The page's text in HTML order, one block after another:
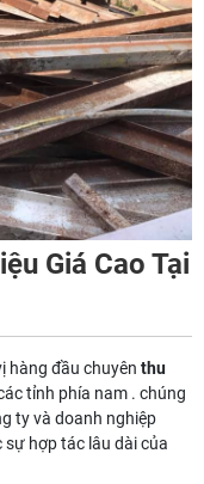
Giá Cao Tại
hàng đầu chuyên thu
tỉnh phía nam . chúng
ty và doanh nghiệp
hợp tác lâu dài của